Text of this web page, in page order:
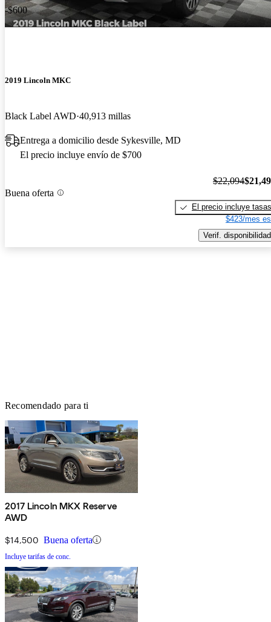
-$600
2019 Lincoln MKC
Black Label AWD 40,913 millas
Entrega a domicilio desde Sykesville, MD
El precio incluye envío de $700
Buena oferta
$22,094
El precio incluye tasas
$423/mes
Verif. disponibilidad
Recomendado para ti
2017 Lincoln MKX Reserve
AWD
$14,500 Buena oferta
Incluye tarifas de conc.